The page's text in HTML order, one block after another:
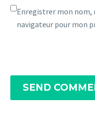
Enregistrer mon nom,
navigateur pour mon
SEND